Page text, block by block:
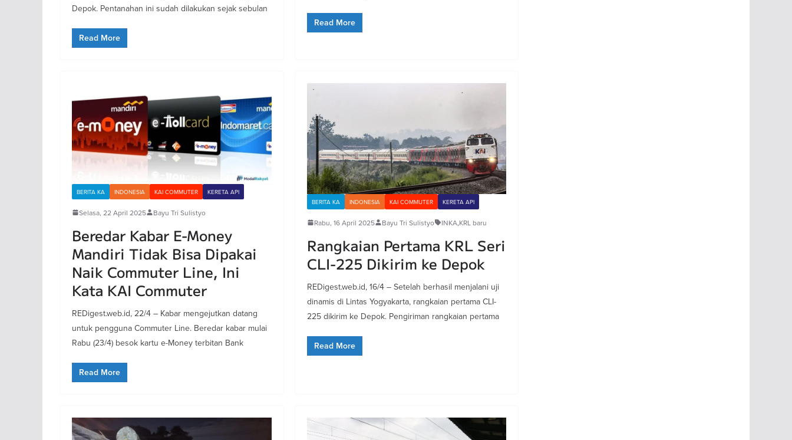
Depok. Pentanahan ini sudah dilakukan sejak sebulan
Read More
Read More
BERITA KA INDONESIA KAI COMMUTER KERETA API
Selasa, 22 April 2025 Bayu Tri Sulistyo
Beredar Kabar E-Money
Mandiri Tidak Bisa Dipakai
Naik Commuter Line, Ini
Kata KAI Commuter
REDigest.web.id, 22/4 – Kabar mengejutkan datang
untuk pengguna Commuter Line. Beredar kabar mulai
Rabu (23/4) besok kartu e-Money terbitan Bank
Read More
BERITA KA INDONESIA KAI COMMUTER KERETA API
Rabu, 16 April 2025 Bayu Tri Sulistyo INKA,KRL baru
Rangkaian Pertama KRL Seri
CLI-225 Dikirim ke Depok
REDigest.web.id, 16/4 – Setelah berhasil menjalani uji
dinamis di Lintas Yogyakarta, rangkaian pertama CLI-
225 dikirim ke Depok. Pengiriman rangkaian pertama
Read More